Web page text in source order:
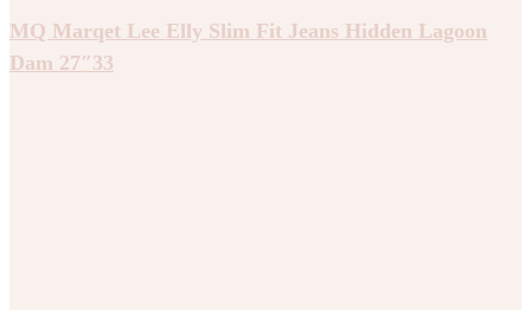
MQ Marqet Lee Elly Slim Fit Jeans Hidden Lagoon
Dam 27″33